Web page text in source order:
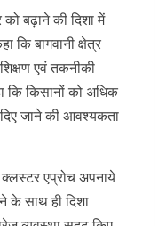
बढ़ाने की दिशा में
कि बागवानी क्षेत्र
एवं तकनीकी
कि किसानों को अधिक
जाने की आवश्यकता
एप्रोच अपनाये
के साथ ही दिशा